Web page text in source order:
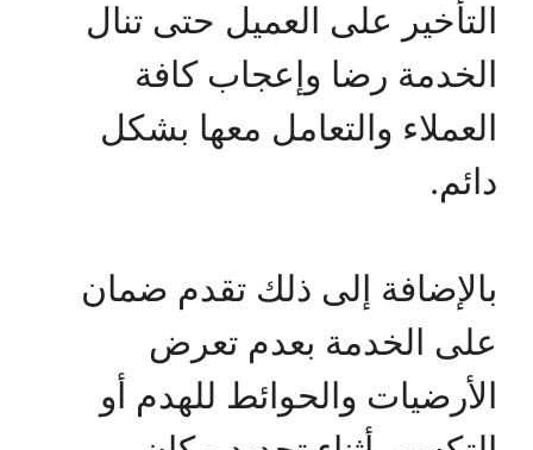
التأخير على العميل حتى تنال
الخدمة رضا وإعجاب كافة
العملاء والتعامل معها بشكل
دائم.
بالإضافة إلى ذلك تقدم ضمان
على الخدمة بعدم تعرض
الأرضيات والحوائط للهدم أو